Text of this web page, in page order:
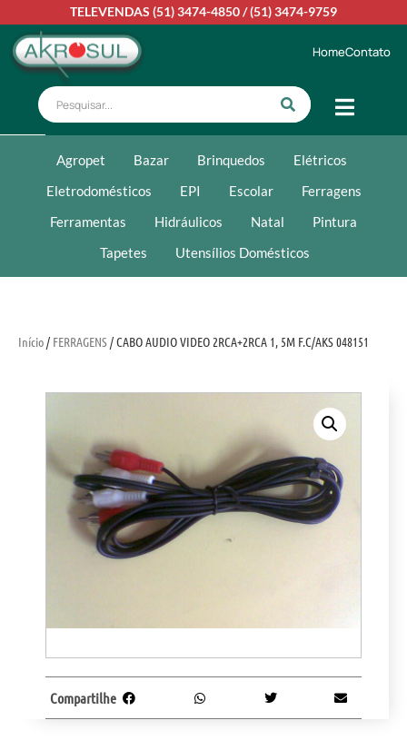
TELEVENDAS (51) 3474-4850/(51) 3474-9759
HomeContato
Agropet Bazar Brinquedos
Elétricos
Eletrodomésticos
EPI Escolar
Ferragens
Ferramentas
Hidráulicos Natal
Pintura
Tapetes
Utensílios Domésticos
Início/ FERRAGENS/ CABO AUDIO VIDEO 2RCA+2RCA 1, 5M F.C/AKS 048151
Compartilhe